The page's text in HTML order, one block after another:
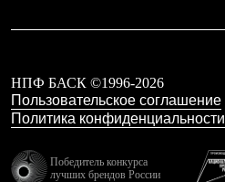
Альпинистские
Городские
Аксессуары для рюкзаков
Пуховые
Комбинированные
НПФ БАСК ©1996-2026
Пользовательское соглашение
Политика конфиденциальности
Победитель конкурса
лучших брендов России